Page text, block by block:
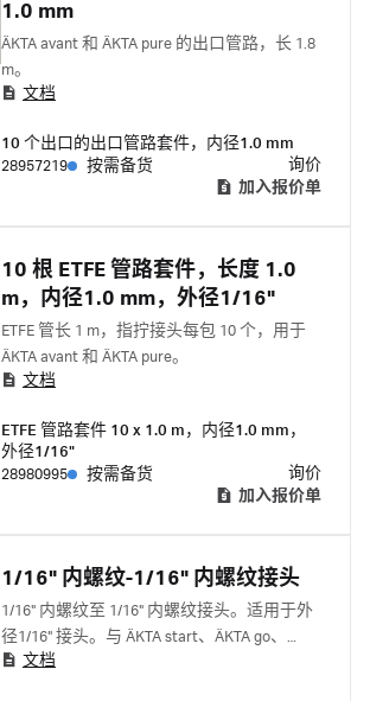
1.0 mm
ÄKTA avant 和 ÄKTA pure 的出口管路，长 1.8
m。
文档
10 个出口的出口管路套件，内径1.0 mm
28957219
按需备货
询价
加入报价单
10 根 ETFE 管路套件，长度 1.0
m，内径1.0 mm，外径1/16"
ETFE 管长 1 m，指拧接头每包 10 个，用于
ÄKTA avant 和 ÄKTA pure。
文档
ETFE 管路套件 10 x 1.0 m，内径1.0 mm，
外径1/16"
28980995
按需备货
询价
加入报价单
1/16" 内螺纹-1/16" 内螺纹接头
1/16" 内螺纹至 1/16" 内螺纹接头。适用于外
径1/16" 接头。与 ÄKTA start、ÄKTA go、
ÄKTA pure 和 ÄKTA avant 配套使用。 与下列
文档